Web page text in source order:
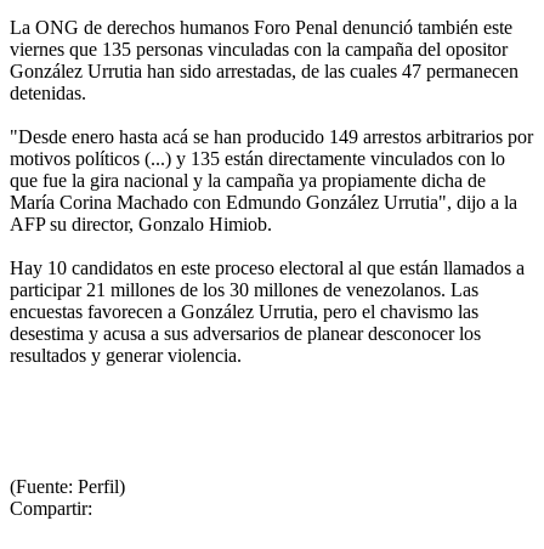
La ONG de derechos humanos Foro Penal denunció también este
viernes que 135 personas vinculadas con la campaña del opositor
González Urrutia han sido arrestadas, de las cuales 47 permanecen
detenidas.
"Desde enero hasta acá se han producido 149 arrestos arbitrarios por
motivos políticos (...) y 135 están directamente vinculados con lo
que fue la gira nacional y la campaña ya propiamente dicha de
María Corina Machado con Edmundo González Urrutia", dijo a la
AFP su director, Gonzalo Himiob.
Hay 10 candidatos en este proceso electoral al que están llamados a
participar 21 millones de los 30 millones de venezolanos. Las
encuestas favorecen a González Urrutia, pero el chavismo las
desestima y acusa a sus adversarios de planear desconocer los
resultados y generar violencia.
(Fuente: Perfil)
Compartir: